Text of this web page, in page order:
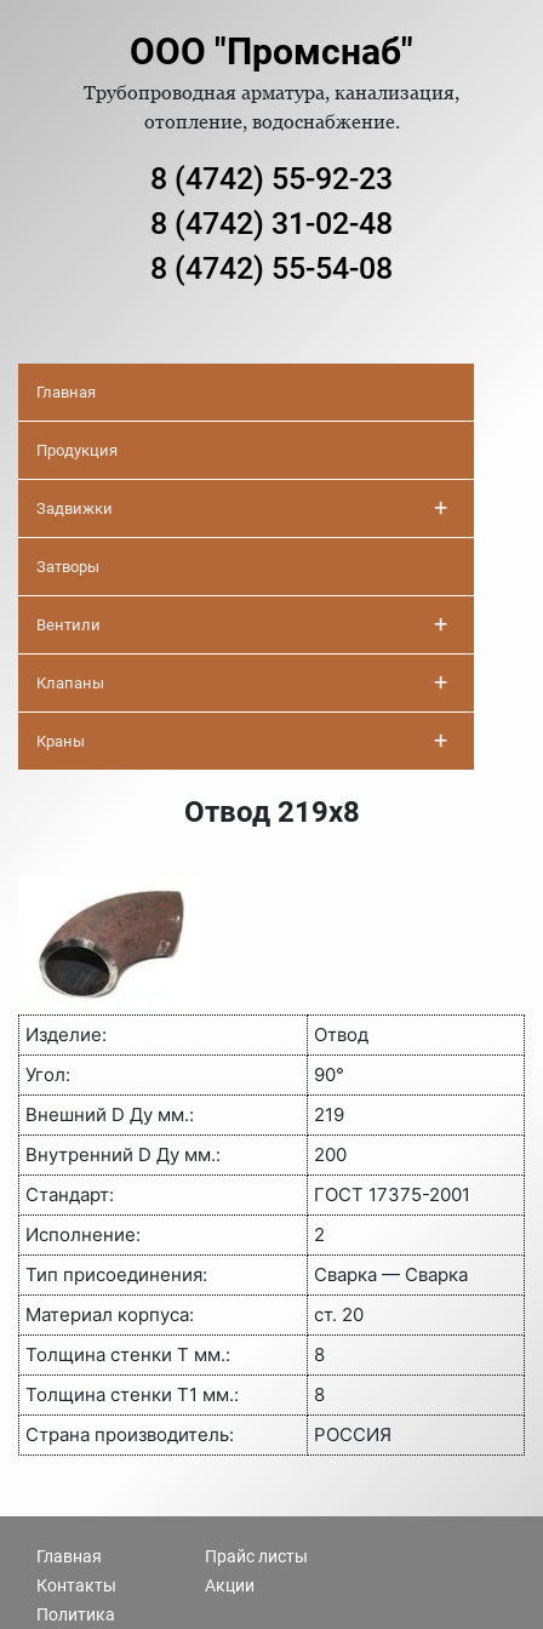
ООО "Промснаб"
Трубопроводная арматура, канализация,
отопление, водоснабжение.
8 (4742) 55-92-23
8 (4742) 31-02-48
8 (4742) 55-54-08
Главная
Продукция
Задвижки +
Затворы
Вентили +
Клапаны +
Краны +
Отвод 219х8
Изделие:
Отвод
Угол:
90°
Внешний D Ду мм.:
219
Внутренний D Ду мм.:
200
Стандарт:
ГОСТ 17375-2001
Исполнение:
2
Тип присоединения:
Сварка — Сварка
Материал корпуса:
ст. 20
Толщина стенки Т мм.:
8
Толщина стенки Т1 мм.:
8
Страна производитель:
РОССИЯ
Главная
Контакты
Политика
Прайс листы
Акции